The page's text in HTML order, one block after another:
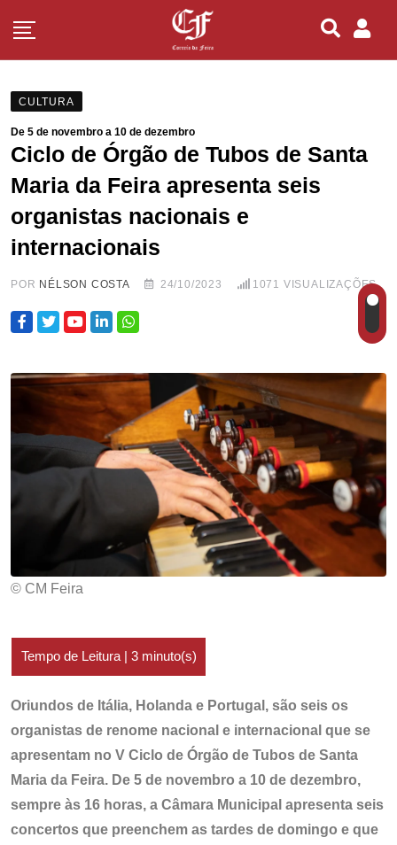
CULTURA
De 5 de novembro a 10 de dezembro
Ciclo de Órgão de Tubos de Santa
Maria da Feira apresenta seis
organistas nacionais e
internacionais
POR NÉLSON COSTA 24/10/2023 1071 VISUALIZAÇÕES
© CM Feira
Oriundos de Itália, Holanda e Portugal, são seis os
organistas de renome nacional e internacional que se
apresentam no V Ciclo de Órgão de Tubos de Santa
Maria da Feira. De 5 de novembro a 10 de dezembro,
sempre às 16 horas, a Câmara Municipal apresenta seis
concertos que preenchem as tardes de domingo e que